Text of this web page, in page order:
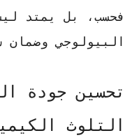
فحسب، بل يمتد
البيولوجي وضمان
تحسين جودة
التلوث